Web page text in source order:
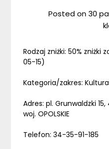
Posted on30
Rodzaj zniżki: 50% zniżki
05-15)
Kategoria/zakres:
Adres: pl. Grunwaldzki
woj. OPOLSKIE
Telefon: 34-35-91-185